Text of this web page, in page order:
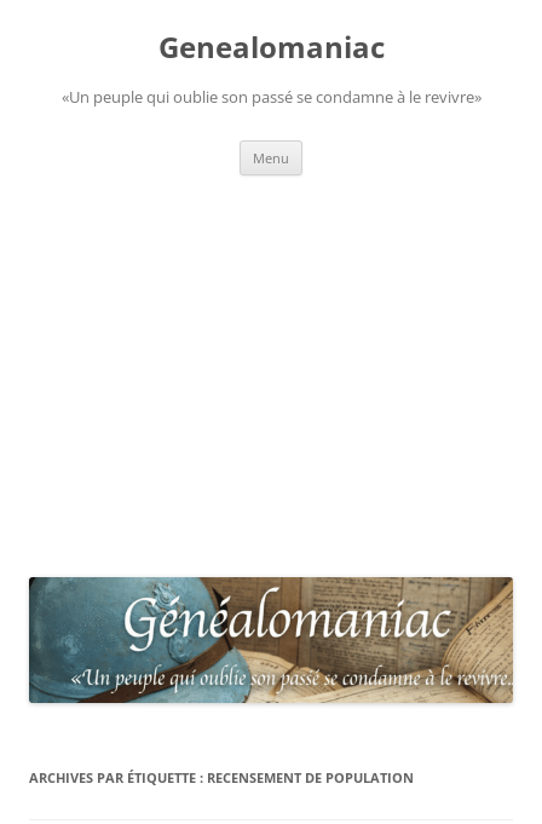
Genealomaniac
«Un peuple qui oublie son passé se condamne à le revivre»
Menu
ARCHIVES PAR ÉTIQUETTE : RECENSEMENT DE POPULATION